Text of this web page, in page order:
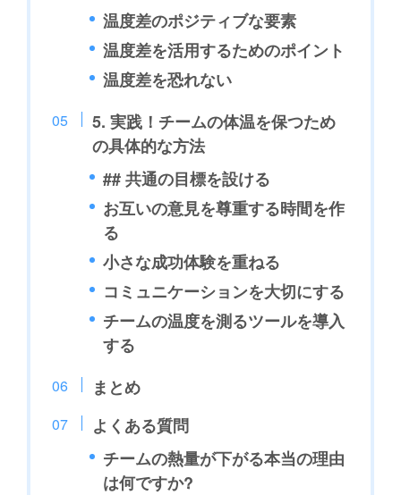
温度差のポジティブな要素
温度差を活用するためのポイント
温度差を恐れない
5. 実践！チームの体温を保つため
の具体的な方法
## 共通の目標を設ける
お互いの意見を尊重する時間を作
る
小さな成功体験を重ねる
コミュニケーションを大切にする
チームの温度を測るツールを導入
する
まとめ
よくある質問
チームの熱量が下がる本当の理由
は何ですか?